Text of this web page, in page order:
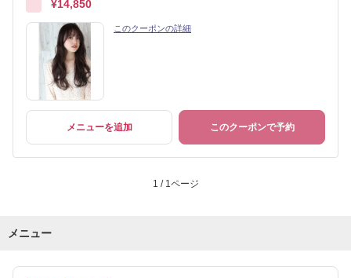
¥14,850
このクーポンの詳細
メニューを追加 このクーポンで予約
1 / 1ページ
メニュー